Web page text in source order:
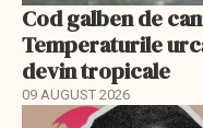
Cod galben de
Temperaturile
devin tropicale
09 AUGUST 2026